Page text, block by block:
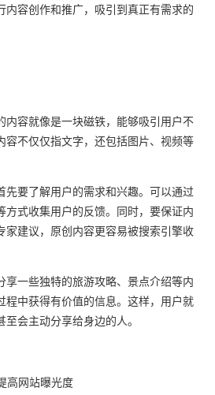
内容创作和推广，吸引到真正有需求的
内容就像是一块磁铁，能够吸引用户不
容不仅仅指文字，还包括图片、视频等
先要了解用户的需求和兴趣。可以通过
方式收集用户的反馈。同时，要保证内
家建议，原创内容更容易被搜索引擎收
享一些独特的旅游攻略、景点介绍等内
程中获得有价值的信息。这样，用户就
会主动分享给身边的人。
高网站曝光度